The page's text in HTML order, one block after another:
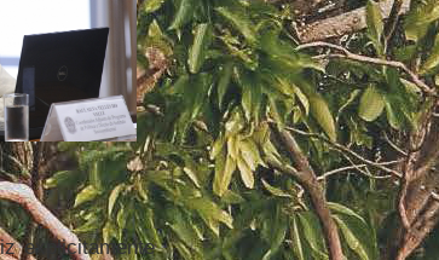
explicitamente